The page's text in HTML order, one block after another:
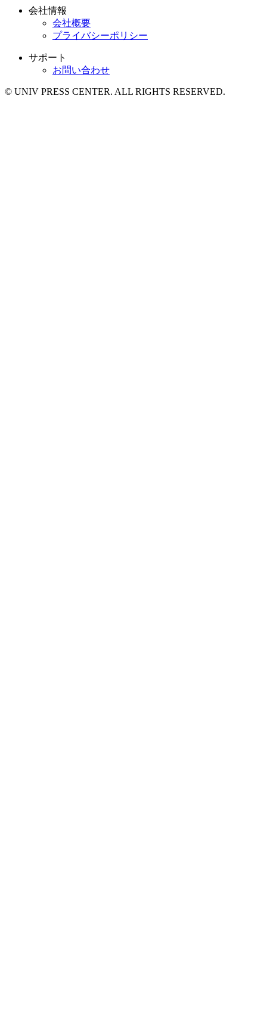
会社情報
会社概要
プライバシーポリシー
サポート
お問い合わせ
© UNIV PRESS CENTER. ALL RIGHTS RESERVED.